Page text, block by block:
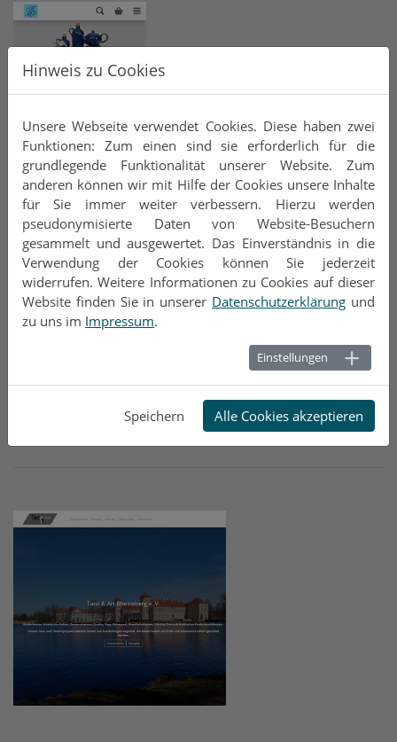
Keramik Manufaktur Dornbusch GmbH
Webshop auf Basis Gambio
self-hosted
Hinweis zu Cookies
Unsere Webseite verwendet Cookies. Diese haben zwei
Funktionen: Zum einen sind sie erforderlich für die
grundlegende Funktionalität unserer Website. Zum
anderen können wir mit Hilfe der Cookies unsere Inhalte
für Sie immer weiter verbessern. Hierzu werden
pseudonymisierte Daten von Website-Besuchern
gesammelt und ausgewertet. Das Einverständnis in die
Verwendung der Cookies können Sie jederzeit
widerrufen. Weitere Informationen zu Cookies auf dieser
Website finden Sie in unserer Datenschutzerklärung und
zu uns im Impressum.
Einstellungen
Speichern Alle Cookies akzeptieren